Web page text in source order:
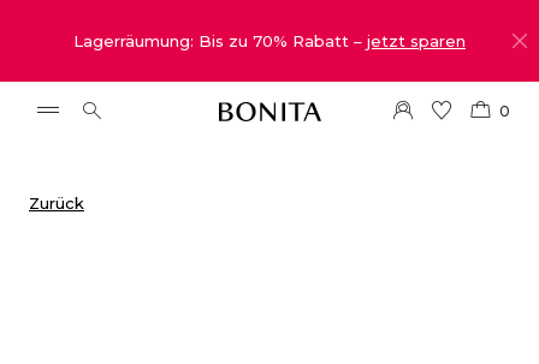
Lagerräumung: Bis zu 70% Rabatt – jetzt sparen
0
Zurück